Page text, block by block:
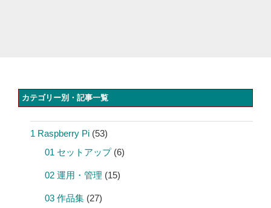
カテゴリー別・記事一覧
1 Raspberry Pi (53)
01 セットアップ(6)
02 運用・管理 (15)
03 作品集 (27)